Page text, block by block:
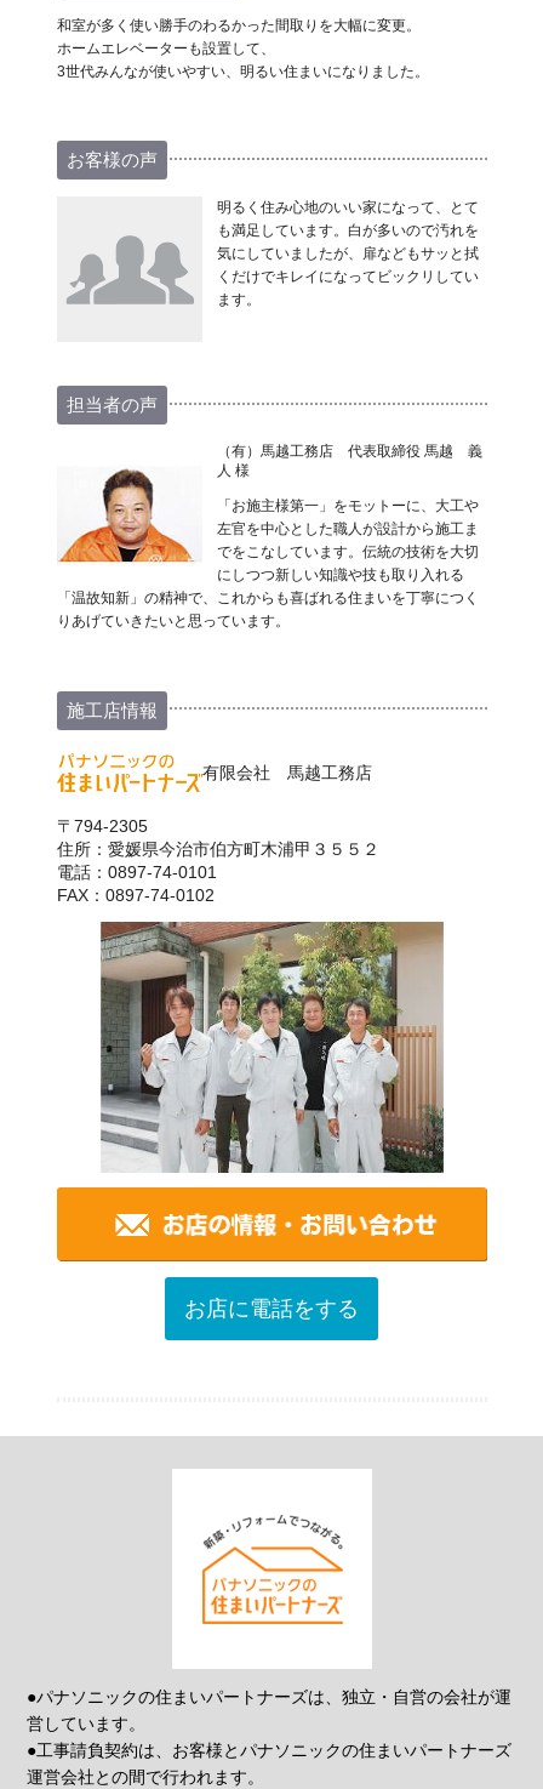
和室が多く使い勝手のわるかった間取りを大幅に変更。
ホームエレベーターも設置して、
3世代みんなが使いやすい、明るい住まいになりました。
お客様の声
明るく住み心地のいい家になって、とて
も満足しています。白が多いので汚れを
気にしていましたが、扉などもサッと拭
くだけでキレイになってビックリしてい
ます。
担当者の声
（有）馬越工務店 代表取締役 馬越 義
人 様
「お施主様第一」をモットーに、大工や
左官を中心とした職人が設計から施工ま
でをこなしています。伝統の技術を大切
にしつつ新しい知識や技も取り入れる
「温故知新」の精神で、これからも喜ばれる住まいを丁寧につく
りあげていきたいと思っています。
施工店情報
有限会社 馬越工務店
〒794-2305
住所：愛媛県今治市伯方町木浦甲３５５２
電話：0897-74-0101
FAX：0897-74-0102
お店に電話をする
●パナソニックの住まいパートナーズは、独立・自営の会社が運
営しています。
●工事請負契約は、お客様とパナソニックの住まいパートナーズ
運営会社との間で行われます。